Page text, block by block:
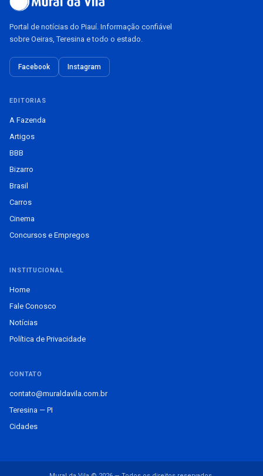
Portal de notícias do Piauí. Informação confiável
sobre Oeiras, Teresina e todo o estado.
Facebook Instagram
EDITORIAS
A Fazenda
Artigos
BBB
Bizarro
Brasil
Carros
Cinema
Concursos e Empregos
INSTITUCIONAL
Home
Fale Conosco
Notícias
Política de Privacidade
CONTATO
contato@muraldavila.com.br
Teresina — PI
Cidades